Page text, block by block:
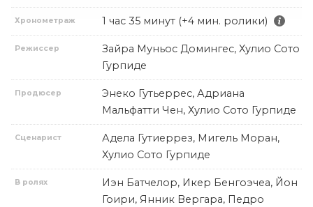
Хронометраж 1 час 35 минут (+4 мин. ролики)
Режиссер
Зайра Муньос Домингес, Хулио Сото
Гурпиде
Продюсер
Энеко Гутьеррес, Адриана
Мальфатти Чен, Хулио Сото Гурпиде
Сценарист
Адела Гутиеррез, Мигель Моран,
Хулио Сото Гурпиде
В ролях
Иэн Батчелор, Икер Бенгоэчеа, Йон
Гоири, Янник Вергара, Педро